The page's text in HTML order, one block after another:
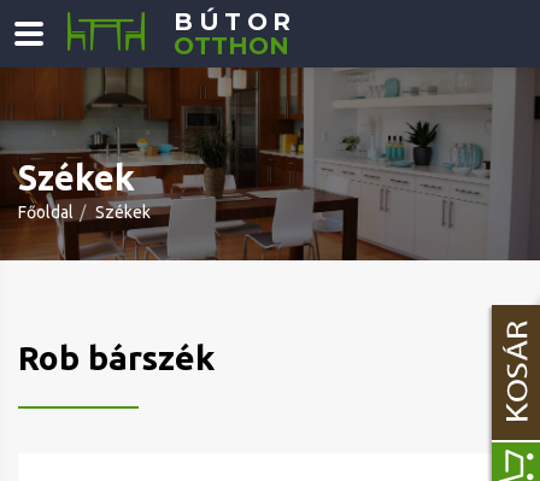
BÚTOR
OTTHON
Székek
Főoldal Székek
Rob bárszék